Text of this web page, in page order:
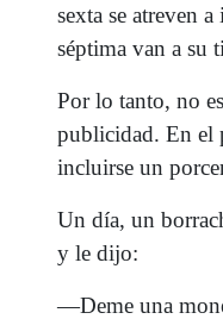
sexta se atreven
séptima van a su
Por lo tanto, no
publicidad. En el
incluirse un
Un día, un
y le dijo:
—Deme una